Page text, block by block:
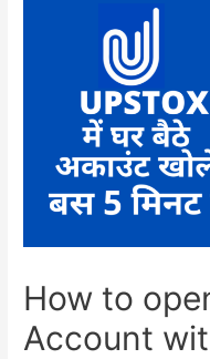
How to
Account